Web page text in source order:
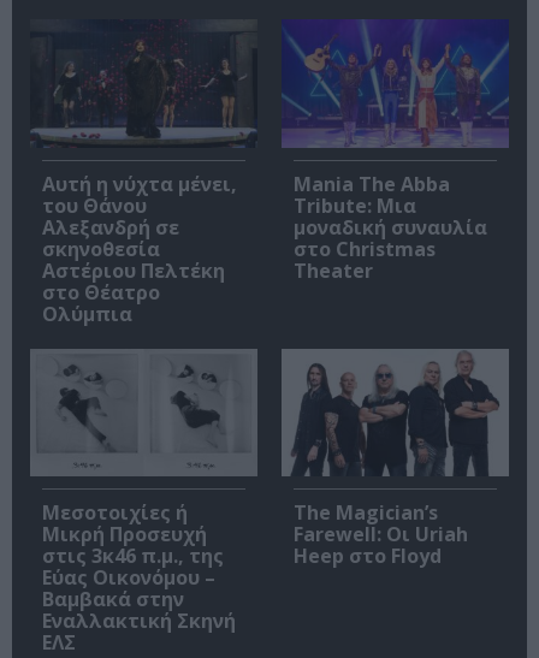
Αυτή η νύχτα μένει,
του Θάνου
Αλεξανδρή σε
σκηνοθεσία
Αστέριου Πελτέκη
στο Θέατρο
Ολύμπια
Mania The Abba
Tribute: Μια
μοναδική συναυλία
στο Christmas
Theater
Μεσοτοιχίες ή
Μικρή Προσευχή
στις 3κ46 π.μ., της
Εύας Οικονόμου –
Βαμβακά στην
Εναλλακτική Σκηνή
ΕΛΣ
The Magician’s
Farewell: Οι Uriah
Heep στο Floyd